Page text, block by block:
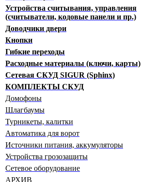
Устройства считывания, управления
(считыватели, кодовые панели и пр.)
Доводчики двери
Кнопки
Гибкие переходы
Расходные материалы (ключи, карты)
Сетевая СКУД SIGUR (Sphinx)
КОМПЛЕКТЫ СКУД
Домофоны
Шлагбаумы
Турникеты, калитки
Автоматика для ворот
Источники питания, аккумуляторы
Устройства грозозащиты
Сетевое оборудование
АРХИВ